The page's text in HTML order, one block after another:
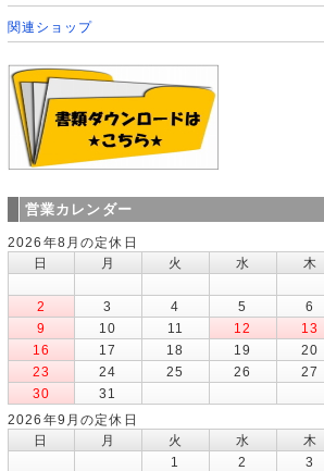
関連ショップ
営業カレンダー
2026年8月の定休日
日
月 火 水 木
2
3 4 5 6
9
10 11 12 13
16
17 18 19 20
23
24 25 26 27
30
31
2026年9月の定休日
日
月 火 水 木
1
2 3